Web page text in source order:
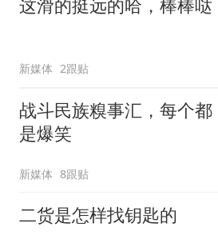
这滑的挺远的哈，棒棒哒
新媒体 2跟贴
战斗民族糗事汇，每个都
是爆笑
新媒体 8跟贴
二货是怎样找钥匙的